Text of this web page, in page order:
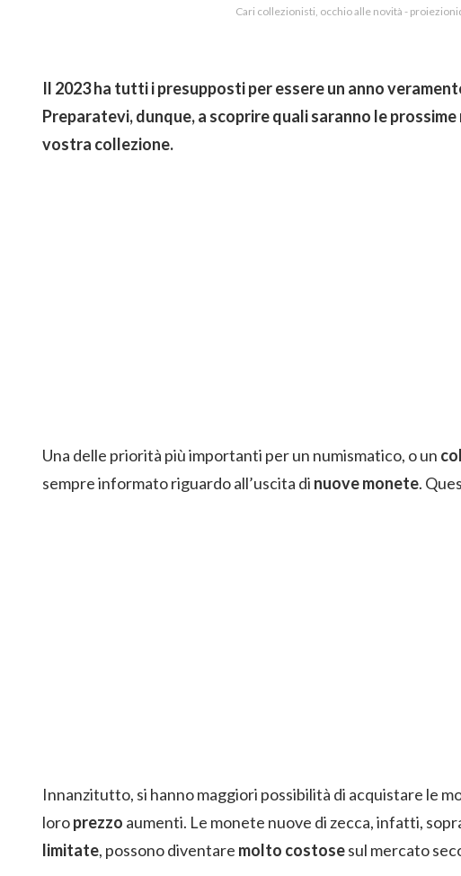
Cari collezionisti, occhio alle novità -
Il 2023 ha tutti i presupposti per essere un anno
Preparatevi, dunque, a scoprire quali saranno le
vostra collezione.
Una delle priorità più importanti per un numismatico, o un
sempre informato riguardo all’uscita di nuove monete.
Innanzitutto, si hanno maggiori possibilità di acquistare le
loroprezzo aumenti. Le monete nuove di zecca, infatti,
limitate, possono diventare molto costosesul mercato